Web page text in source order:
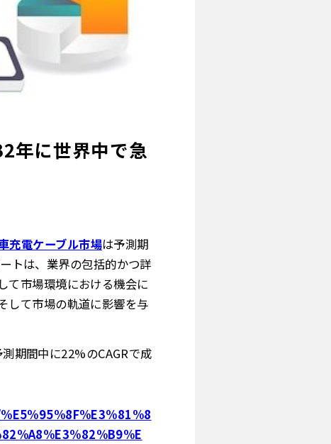
年に世界中で急
充電ケーブル市場は予測期
トは、業界の包括的かつ詳
て市場環境における機会に
して市場の軌道に影響を与
期間中に22%のCAGRで成